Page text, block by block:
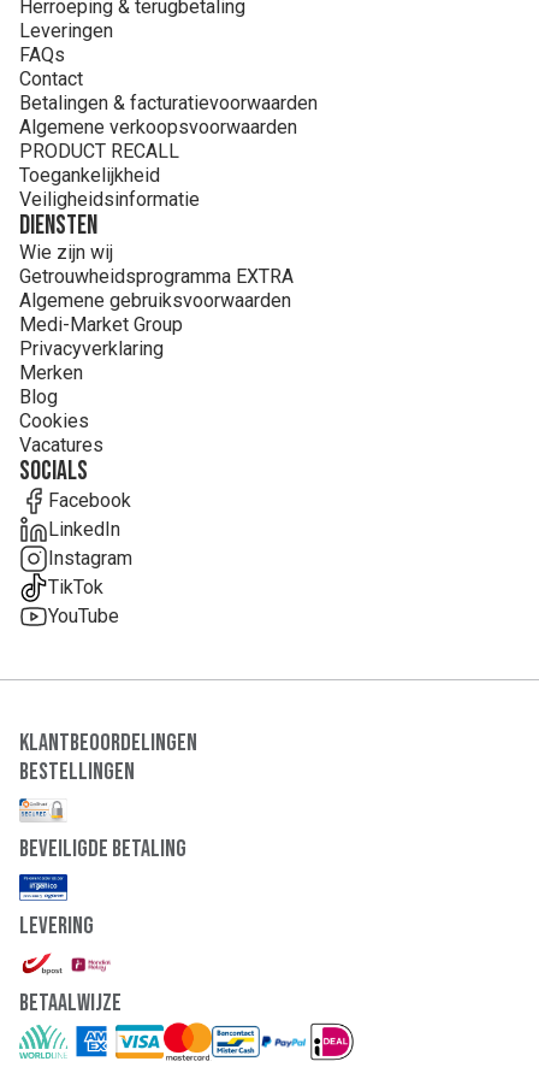
Herroeping & terugbetaling
Leveringen
FAQs
Contact
Betalingen & facturatievoorwaarden
Algemene verkoopsvoorwaarden
PRODUCT RECALL
Toegankelijkheid
Veiligheidsinformatie
Diensten
Wie zijn wij
Getrouwheidsprogramma EXTRA
Algemene gebruiksvoorwaarden
Medi-Market Group
Privacyverklaring
Merken
Blog
Cookies
Vacatures
Socials
Facebook
LinkedIn
Instagram
TikTok
YouTube
Klantbeoordelingen
Bestellingen
Beveiligde Betaling
Levering
Betaalwijze